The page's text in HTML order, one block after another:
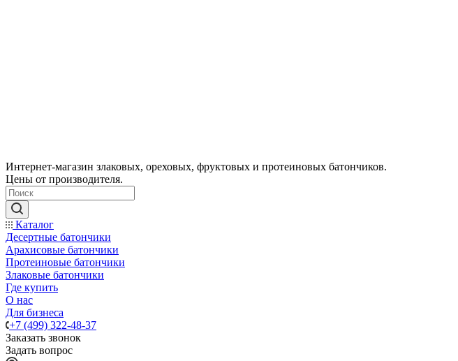
Интернет-магазин злаковых, ореховых, фруктовых и протеиновых батончиков.
Цены от производителя.
Каталог
Десертные батончики
Арахисовые батончики
Протеиновые батончики
Злаковые батончики
Где купить
О нас
Для бизнеса
+7 (499) 322-48-37
Заказать звонок
Задать вопрос